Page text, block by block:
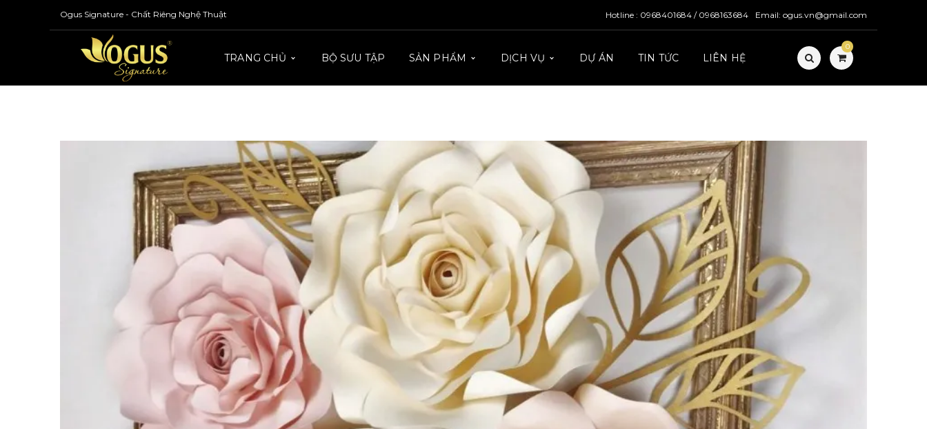
Ogus Signature - Chất Riêng Nghệ Thuật Hotline : 0968401684 / 0968163684 Email: ogus.vn@gmail.com
TRANG CHỦ BỘ SƯU TẬP SẢN PHẨM DỊCH VỤ DỰ ÁN TIN TỨC LIÊN HỆ
0